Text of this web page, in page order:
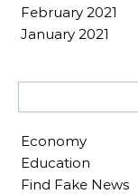
February 2021
January 2021
Economy
Education
Find Fake News